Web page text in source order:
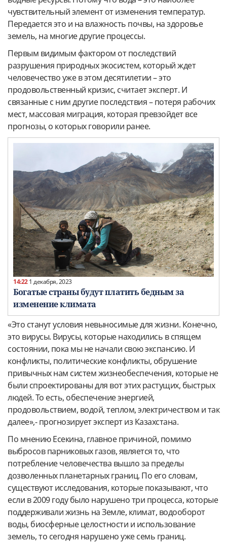
чувствительный элемент от изменения температур.
Передается это и на влажность почвы, на здоровье
земель, на многие другие процессы.
Первым видимым фактором от последствий
разрушения природных экосистем, который ждет
человечество уже в этом десятилетии – это
продовольственный кризис, считает эксперт. И
связанные с ним другие последствия – потеря рабочих
мест, массовая миграция, которая превзойдет все
прогнозы, о которых говорили ранее.
14:221 декабря, 2023
Богатые страны будут платить бедным за
изменение климата
«Это станут условия невыносимые для жизни. Конечно,
это вирусы. Вирусы, которые находились в спящем
состоянии, пока мы не начали свою экспансию. И
конфликты, политические конфликты, обрушение
привычных нам систем жизнеобеспечения, которые не
были спроектированы для вот этих растущих, быстрых
людей. То есть, обеспечение энергией,
продовольствием, водой, теплом, электричеством и так
далее»,- прогнозирует эксперт из Казахстана.
По мнению Есекина, главное причиной, помимо
выбросов парниковых газов, является то, что
потребление человечества вышло за пределы
дозволенных планетарных границ. По его словам,
существуют исследования, которые показывают, что
если в 2009 году было нарушено три процесса, которые
поддерживали жизнь на Земле, климат, водооборот
воды, биосферные целостности и использование
земель, то сегодня нарушено уже семь границ.